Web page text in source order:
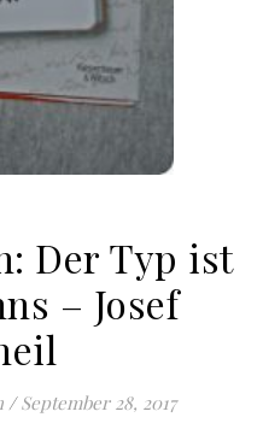
Der Typ ist
– Josef
/ September 28, 2017